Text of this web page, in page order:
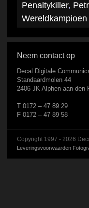
Penaltykiller,
Neem contact op
Decal Digitale
Standaardmolen 44
2406 JK Alphen aan den
T 0172 – 47 89 29
F 0172 – 47 89 58
Copyright 1997 - 2026
Leveringsvoorwaarden